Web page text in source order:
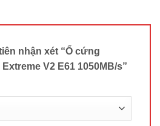
nhận xét “Ổ cứng
V2 E61 1050MB/s”